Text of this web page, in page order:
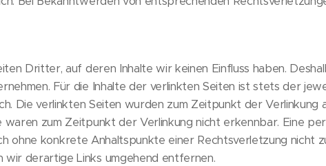
Dritter, auf deren Inhalte wir keinen Einfluss haben.
Für die Inhalte der verlinkten Seiten ist stets der
Die verlinkten Seiten wurden zum Zeitpunkt der Verlinkung
zum Zeitpunkt der Verlinkung nicht erkennbar. Eine
ohne konkrete Anhaltspunkte einer Rechtsverletzung nicht
derartige Links umgehend entfernen.